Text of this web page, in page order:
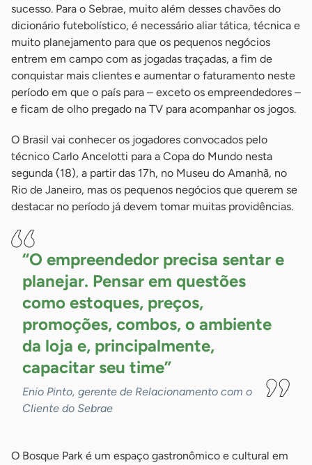
sucesso. Para o Sebrae, muito além desses chavões do
dicionário futebolístico, é necessário aliar tática, técnica e
muito planejamento para que os pequenos negócios
entrem em campo com as jogadas traçadas, a fim de
conquistar mais clientes e aumentar o faturamento neste
período em que o país para – exceto os empreendedores –
e ficam de olho pregado na TV para acompanhar os jogos.
O Brasil vai conhecer os jogadores convocados pelo
técnico Carlo Ancelotti para a Copa do Mundo nesta
segunda (18), a partir das 17h, no Museu do Amanhã, no
Rio de Janeiro, mas os pequenos negócios que querem se
destacar no período já devem tomar muitas providências.
“O empreendedor precisa sentar e
planejar. Pensar em questões
como estoques, preços,
promoções, combos, o ambiente
da loja e, principalmente,
capacitar seu time”
Enio Pinto, gerente de Relacionamento com o
Cliente do Sebrae
O Bosque Park é um espaço gastronômico e cultural em